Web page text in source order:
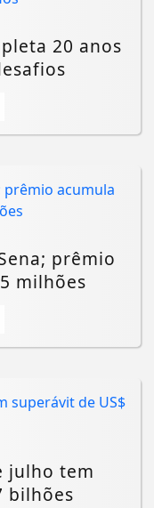
20 anos
prêmio
milhões
julho tem
bilhões